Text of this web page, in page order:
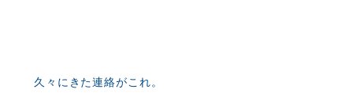
久々にきた連絡がこれ。